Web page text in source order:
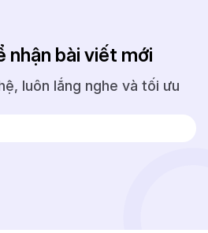
nhận bài viết mới
luôn lắng nghe và tối ưu